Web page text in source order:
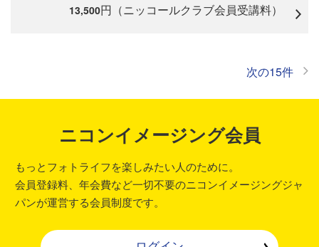
13,500円（ニッコールクラブ会員受講料）
次の15件
ニコンイメージング会員
もっとフォトライフを楽しみたい人のために。
会員登録料、年会費など一切不要のニコンイメージングジャ
パンが運営する会員制度です。